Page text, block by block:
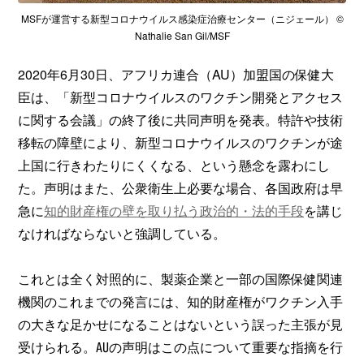
MSFが運営する新型コロナウイルス感染症治療センター（ニジェール） ©
Nathalie San Gil/MSF
2020年6月30日、アフリカ連合（AU）加盟国の保健大
臣は、「新型コロナウイルスのワクチン開発とアクセス
に関する会議」の終了後に共同声明を発表。特許や技術
移転の障壁により、新型コロナウイルスのワクチンが途
上国に行きわたりにくくなる、という懸念を露わにし
た。声明はまた、公衆衛生上必要な場合、各国政府は早
急に知的財産権の壁を取り払う政治的・法的手段を講じ
なければならないと強調している。
これとは全く対照的に、製薬企業と一部の国際保健関連
機関のこれまでの発言には、知的財産権がワクチン入手
の大きな足かせになることはないという誤った主張が見
受けられる。㍳の声明はこの点について重要な指摘を行